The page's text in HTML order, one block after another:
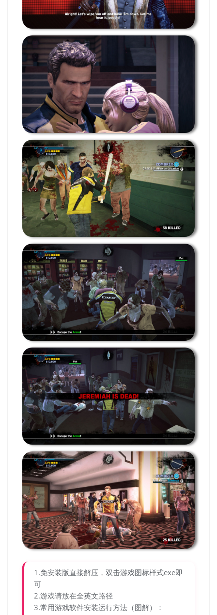
1.免安装版直接解压，双击游戏图标样式exe即
可
2.游戏请放在全英文路径
3.常用游戏软件安装运行方法（图解）：